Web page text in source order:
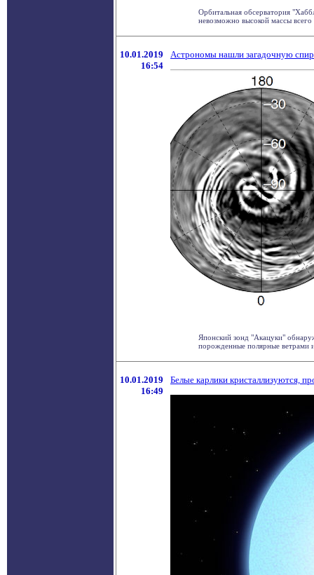
Орбитальная обсерватория
невозможно высокой массы
10.01.2019
16:54
Астрономы нашли загадочную
Японский зонд "Акацуки"
порожденные полярные ветрами
10.01.2019
16:49
Белые карлики кристаллизуются,